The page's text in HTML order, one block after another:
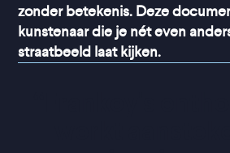
zonder betekenis. Deze
kunstenaar die je nét even
straatbeeld laat kijken.